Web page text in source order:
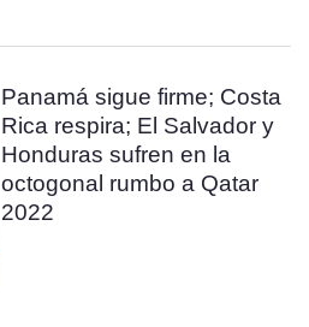
Panamá sigue firme; Costa
Rica respira; El Salvador y
Honduras sufren en la
octogonal rumbo a Qatar
2022